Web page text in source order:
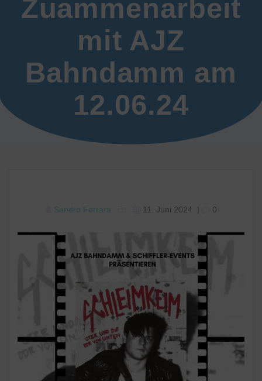
Zuammenarbeit
mit AJZ
Bahndamm am
12.06.24
Sandro Ferrara 11. Juni 2024 | 0